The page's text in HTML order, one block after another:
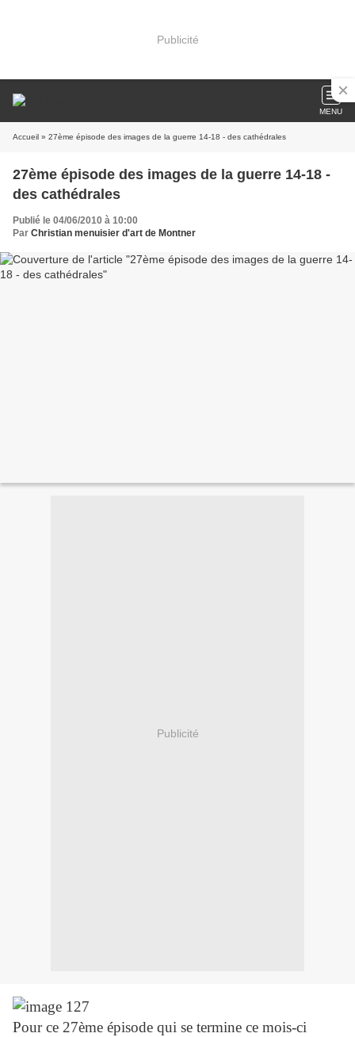
Publicité
MENU
Accueil » 27ème épisode des images de la guerre 14-18 - des cathédrales
27ème épisode des images de la guerre 14-18 -
des cathédrales
Publié le 04/06/2010 à 10:00
Par Christian menuisier d'art de Montner
Publicité
Pour ce 27ème épisode qui se termine ce mois-ci